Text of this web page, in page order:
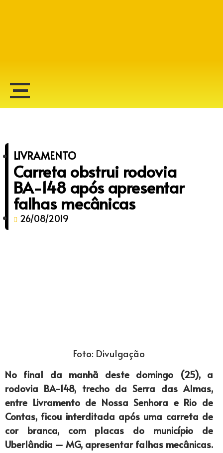
LIVRAMENTO
Carreta obstrui rodovia
BA-148 após apresentar
falhas mecânicas
26/08/2019
Foto: Divulgação
No final da manhã deste domingo (25), a
rodovia BA-148, trecho da Serra das Almas,
entre Livramento de Nossa Senhora e Rio de
Contas, ficou interditada após uma carreta de
cor branca, com placas do município de
Uberlândia – MG, apresentar falhas mecânicas.